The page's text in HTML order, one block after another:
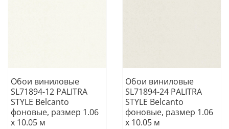
Обои виниловые
SL71894-12 PALITRA
STYLE Belcanto
фоновые, размер 1.06
х 10.05 м
Обои виниловые
SL71894-24 PALITRA
STYLE Belcanto
фоновые, размер 1.06
х 10.05 м